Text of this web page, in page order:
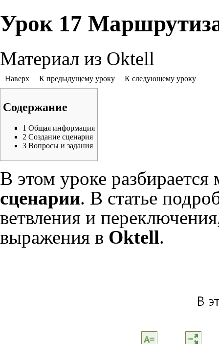
Урок 17
Материал из Oktell
Наверх К предыдущему уроку К следующему уроку
Содержание
1 Общая информация
2 Создание сценария
3 Вопросы и задания
В этом уроке
сценарии. В статье
ветвления и
выражения в Oktell.